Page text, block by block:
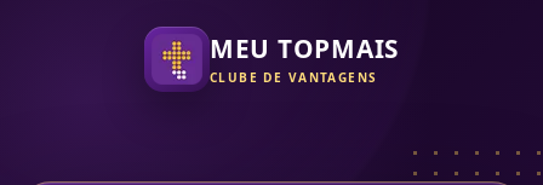
MEU TOPMAIS
CLUBE DE VANTAGENS